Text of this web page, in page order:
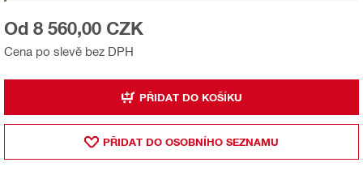
Cena po slevě bez DPH
Od 8 560,00 CZK
PŘIDAT DO KOŠÍKU
PŘIDAT DO OSOBNÍHO SEZNAMU